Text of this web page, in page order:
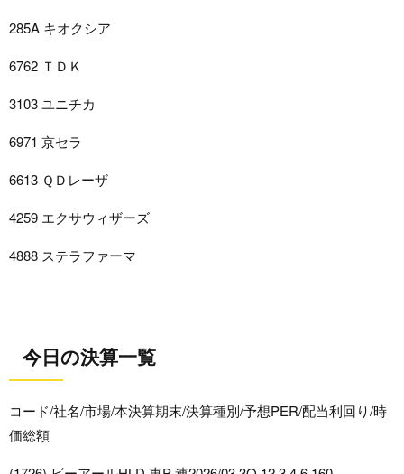
285A キオクシア
6762 ＴＤＫ
3103 ユニチカ
6971 京セラ
6613 ＱＤレーザ
4259 エクサウィザーズ
4888 ステラファーマ
今日の決算一覧
コード/社名/市場/本決算期末/決算種別/予想PER/配当利回り/時
価総額